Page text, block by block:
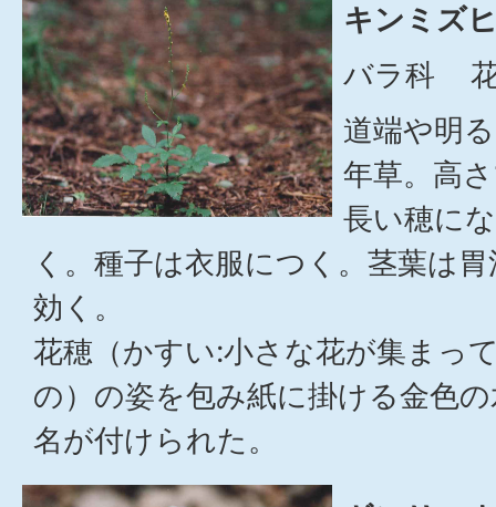
キンミズ
バラ科 花
道端や明
年草。高
長い穂に
く。種子は衣服につく。茎葉は
効く。
花穂（かすい:小さな花が集まっ
の）の姿を包み紙に掛ける金色
名が付けられた。